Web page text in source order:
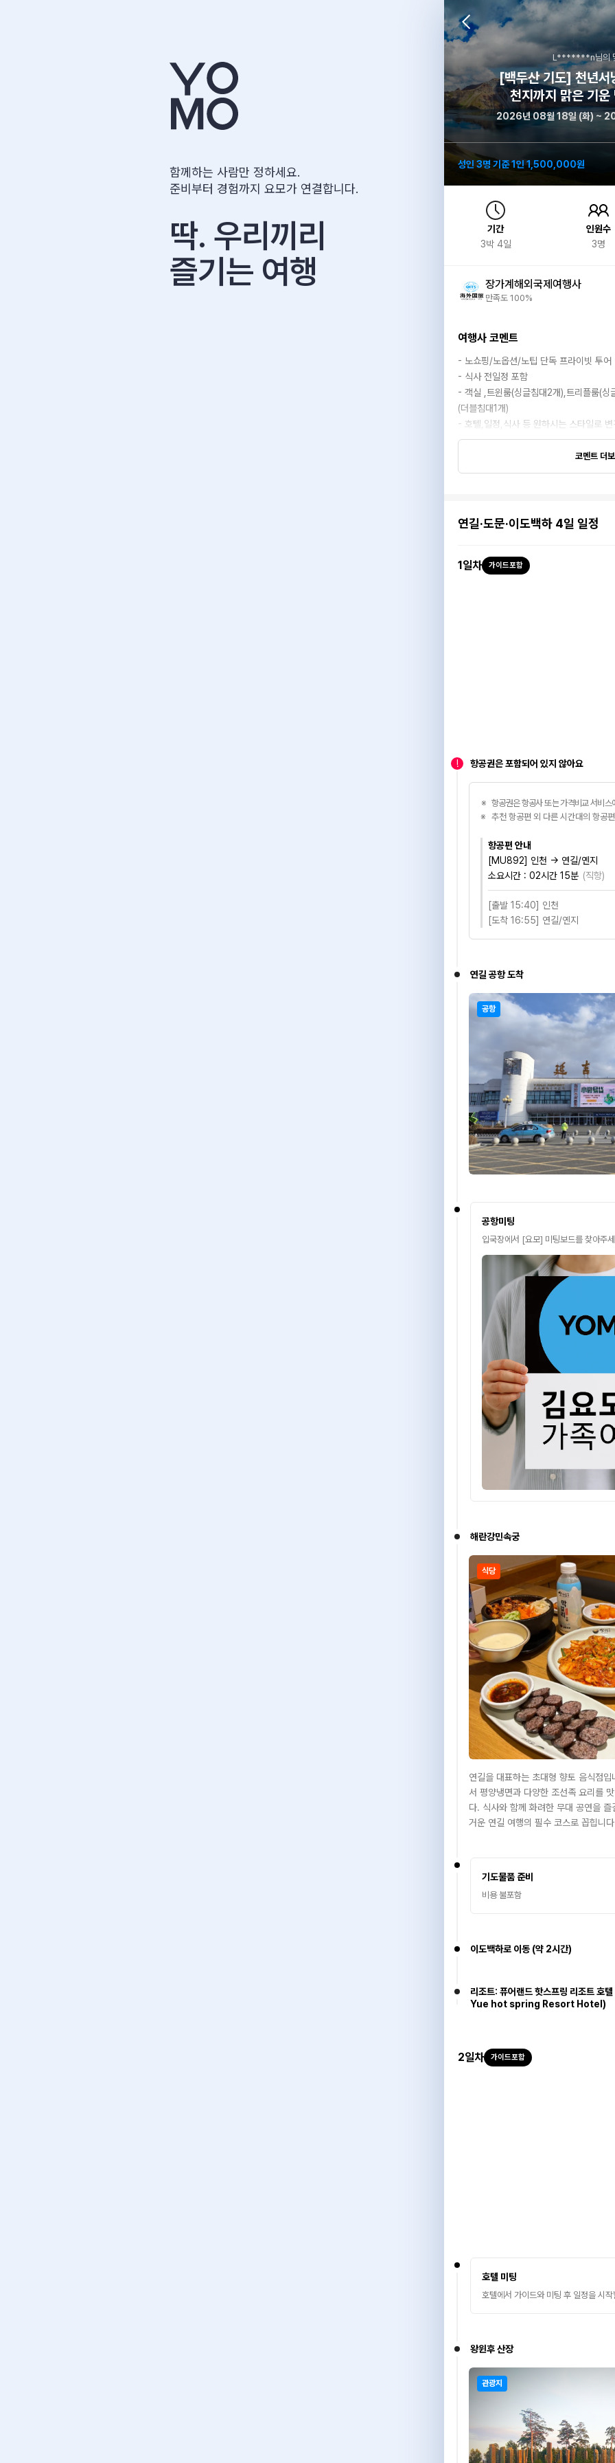
함께하는 사람만 정하세요.
준비부터 경험까지 요모가 연결합니다.
딱. 우리끼리
즐기는 여행
L*******n님의
[백두산 기도] 천년서
천지까지 맑은 기운
2026년 08월 18일 (화) ~
성인 3명 기준 1인 1,500,000원
기간
3박 4일
인원수
3명
장가계해외국제여행사
만족도 100%
여행사 코멘트
- 노쇼핑/노옵션/노팁 단독 프라이빗 투어
- 식사 전일정 포함
- 객실 ,트윈룸(싱글침대2개),트리플룸(싱
(더블침대1개)
- 호텔,일정,식사 등 원하시는 스타일로
코멘트 더
연길·도문·이도백하 4일 일정
1일차 가이드포함
! 항공권은 포함되어 있지 않아요
항공권은 항공사 또는 가격비교 서비스
추천 항공편 외 다른 시간대의 항공
항공편 안내
[MU892] 인천 → 연길/옌지
소요시간 : 02시간 15분 (직항)
[출발 15:40] 인천
[도착 16:55] 연길/옌지
연길 공항 도착
공항
공항미팅
입국장에서 [요모] 미팅보드를 찾아주
해란강민속궁
식당
연길을 대표하는 초대형 향토 음식점
서 평양냉면과 다양한 조선족 요리를
다. 식사와 함께 화려한 무대 공연을
거운 연길 여행의 필수 코스로 꼽힙니
기도물품 준비
비용 불포함
이도백하로 이동 (약 2시간)
리조트: 퓨어랜드 핫스프링 리조트
Yue hot spring Resort Hotel)
2일차 가이드포함
호텔 미팅
호텔에서 가이드와 미팅 후 일정을 시
왕윈후 산장
관광지